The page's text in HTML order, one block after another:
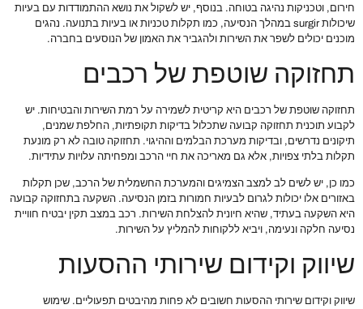
חירום, וטכניקות נהיגה בטוחה. בנוסף, יש לשקול את נושא ההתמודדות עם בעיות
שיכולות surgir במהלך הנסיעה, כמו תקלות טכניות או בעיות בתנועה. נהגים
מוכנים יכולים לשפר את השירות ולהגביר את האמון של הנוסעים בחברה.
תחזוקה שוטפת של רכבים
תחזוקה שוטפת של רכבים היא קריטית לשמירה על רמת השירות והבטיחות. יש
לקבוע תוכנית תחזוקה קבועה שתכלול בדיקות תקופתיות, החלפת שמנים,
תיקונים נדרשים, ובדיקות מערכת הבלמים וההיגוי. תחזוקה טובה לא רק מונעת
תקלות בלתי צפויות, אלא גם מאריכה את חיי הרכב ומפחיתה עלויות עתידיות.
כמו כן, יש לשים לב למצב הצמיגים והמערכת החשמלית של הרכב, שכן תקלות
באזורים אלו יכולות לגרום לבעיות חמורות בזמן הנסיעה. השקעה בתחזוקה קבועה
היא השקעה בעתיד, שהיא חיונית להצלחת השירות. רכב במצב תקין יבטיח חוויית
נסיעה חלקה ונעימה, ויביא ללקוחות להמליץ על השירות.
שיווק וקידום שירותי ההסעות
שיווק וקידום שירותי ההסעות חשובים לא פחות מהיבטים תפעוליים. שימוש